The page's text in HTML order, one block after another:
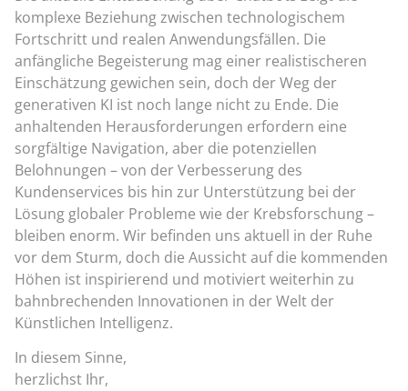
komplexe Beziehung zwischen technologischem
Fortschritt und realen Anwendungsfällen. Die
anfängliche Begeisterung mag einer realistischeren
Einschätzung gewichen sein, doch der Weg der
generativen KI ist noch lange nicht zu Ende. Die
anhaltenden Herausforderungen erfordern eine
sorgfältige Navigation, aber die potenziellen
Belohnungen – von der Verbesserung des
Kundenservices bis hin zur Unterstützung bei der
Lösung globaler Probleme wie der Krebsforschung –
bleiben enorm. Wir befinden uns aktuell in der Ruhe
vor dem Sturm, doch die Aussicht auf die kommenden
Höhen ist inspirierend und motiviert weiterhin zu
bahnbrechenden Innovationen in der Welt der
Künstlichen Intelligenz.
In diesem Sinne,
herzlichst Ihr,